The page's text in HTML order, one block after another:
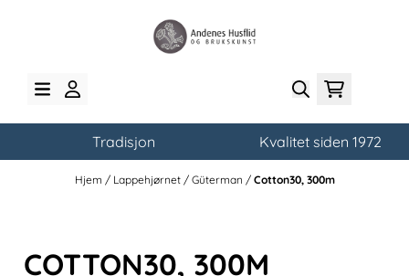
Tradisjon Kvalitet siden 1972
Hjem / Lappehjørnet / Güterman / Cotton30, 300m
COTTON30, 300M